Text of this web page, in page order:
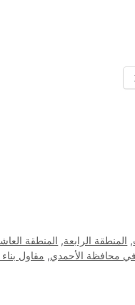
, المنطقة الرابعة, المنطقة
في محافظة الأحمدي, مقاول